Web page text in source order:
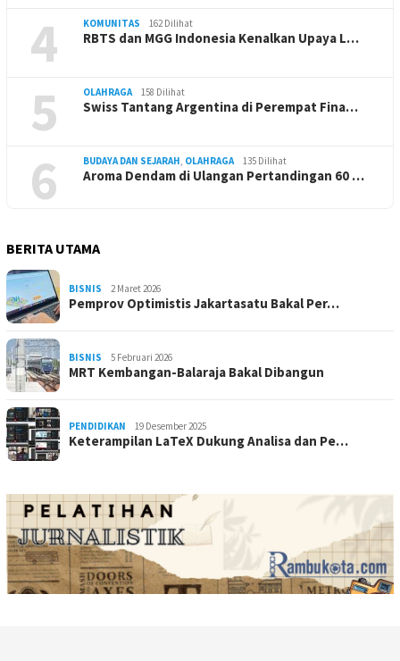
4 KOMUNITAS 162 Dilihat
RBTS dan MGG Indonesia Kenalkan Upaya L…
5 OLAHRAGA 158 Dilihat
Swiss Tantang Argentina di Perempat Fina…
6 BUDAYA DAN SEJARAH, OLAHRAGA 135 Dilihat
Aroma Dendam di Ulangan Pertandingan 60 …
BERITA UTAMA
BISNIS 2 Maret 2026
Pemprov Optimistis Jakartasatu Bakal Per…
BISNIS 5 Februari 2026
MRT Kembangan-Balaraja Bakal Dibangun
PENDIDIKAN 19 Desember 2025
Keterampilan LaTeX Dukung Analisa dan Pe…